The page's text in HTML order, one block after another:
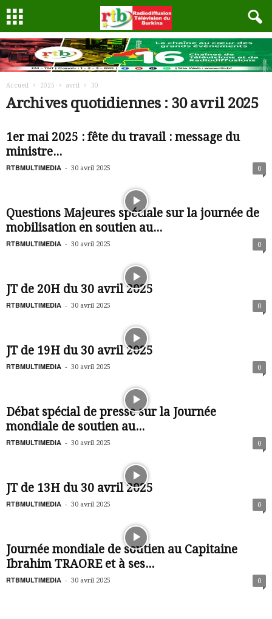
Accueil 2025 avril 30
Archives quotidiennes : 30 avril 2025
1er mai 2025 : fête du travail : message du
ministre...
RTBMULTIMEDIA - 30 avril 2025 0
Questions Majeures spéciale sur la journée de
mobilisation en soutien au...
RTBMULTIMEDIA - 30 avril 2025 0
JT de 20H du 30 avril 2025
RTBMULTIMEDIA - 30 avril 2025 0
JT de 19H du 30 avril 2025
RTBMULTIMEDIA - 30 avril 2025 0
Débat spécial de presse sur la Journée
mondiale de soutien au...
RTBMULTIMEDIA - 30 avril 2025 0
JT de 13H du 30 avril 2025
RTBMULTIMEDIA - 30 avril 2025 0
Journée mondiale de soutien au Capitaine
Ibrahim TRAORE et à ses...
RTBMULTIMEDIA - 30 avril 2025 0